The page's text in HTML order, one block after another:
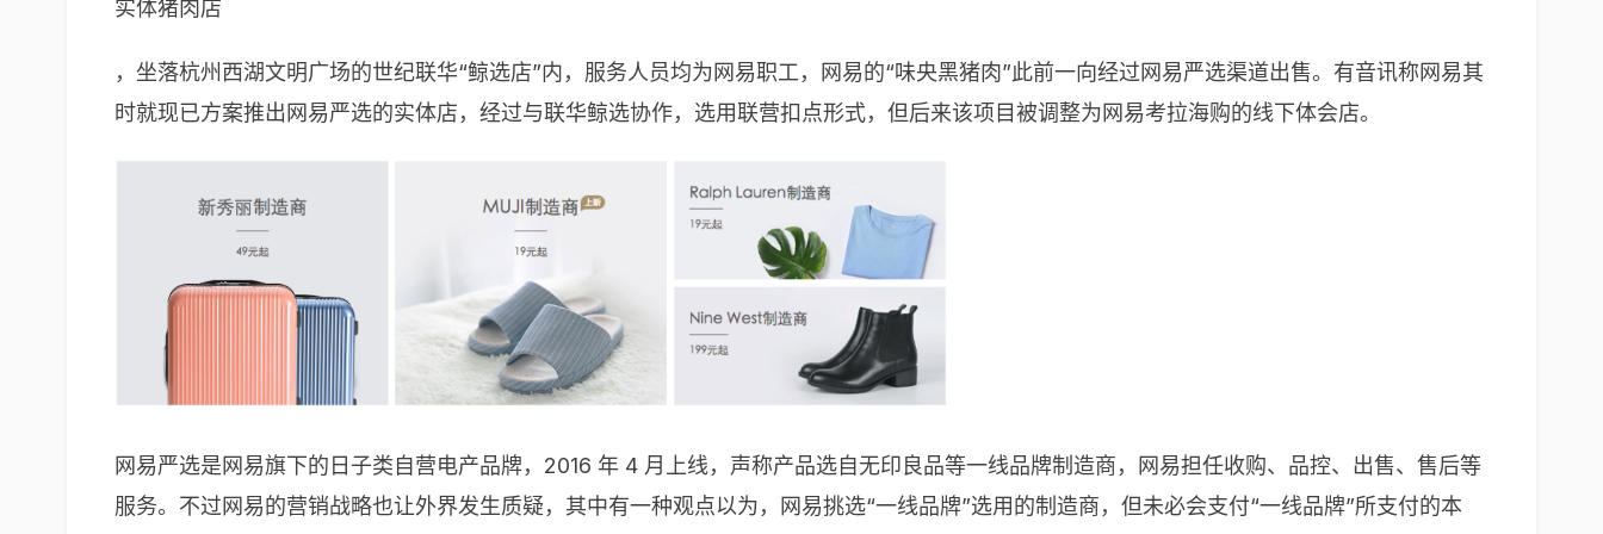
实体猪肉店
，坐落杭州西湖文明广场的世纪联华“鲸选店”内，服务人员均为网易职工，网易的“味央黑猪肉”此前一向经过网易严选渠道出售。有音讯称网易其
时就现已方案推出网易严选的实体店，经过与联华鲸选协作，选用联营扣点形式，但后来该项目被调整为网易考拉海购的线下体会店。
网易严选是网易旗下的日子类自营电产品牌，2016 年 4 月上线，声称产品选自无印良品等一线品牌制造商，网易担任收购、品控、出售、售后等
服务。不过网易的营销战略也让外界发生质疑，其中有一种观点以为，网易挑选“一线品牌”选用的制造商，但未必会支付“一线品牌”所支付的本